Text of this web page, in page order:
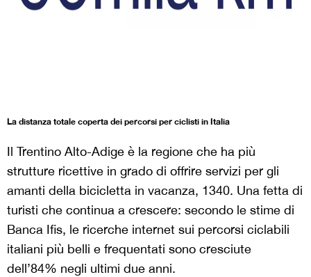
La distanza totale coperta dei percorsi per ciclisti in Italia
Il Trentino Alto-Adige è la regione che ha più
strutture ricettive in grado di offrire servizi per gli
amanti della bicicletta in vacanza, 1340. Una fetta di
turisti che continua a crescere: secondo le stime di
Banca Ifis, le ricerche internet sui percorsi ciclabili
italiani più belli e frequentati sono cresciute
dell’84% negli ultimi due anni.